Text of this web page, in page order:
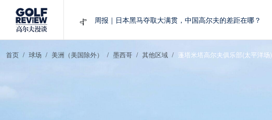
大满贯球场设置的演变和期许
查莉·赫尔：不断制造“麻烦”的流量明星
首页 球场 美洲（美国除外） 墨西哥 其他区域 蓬塔米塔高尔夫俱乐部(太平洋场)